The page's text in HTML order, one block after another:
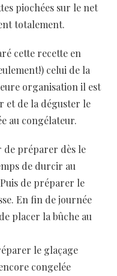
piochées sur le net
totalement.
cette recette en
celui de la
organisation il est
et de la déguster le
au congélateur.
de préparer dès le
de durcir au
de préparer le
En fin de journée
placer la bûche au
le glaçage
congelée